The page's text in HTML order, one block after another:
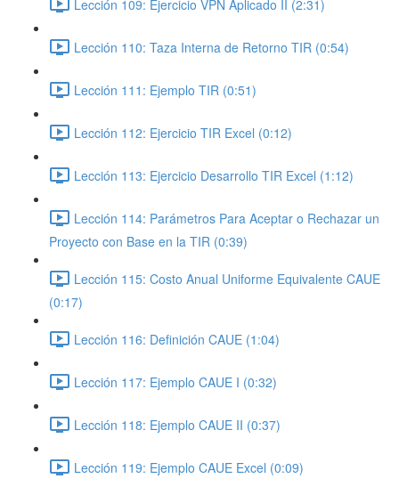
Lección 109: Ejercicio VPN Aplicado II (2:31)
Lección 110: Taza Interna de Retorno TIR (0:54)
Lección 111: Ejemplo TIR (0:51)
Lección 112: Ejercicio TIR Excel (0:12)
Lección 113: Ejercicio Desarrollo TIR Excel (1:12)
Lección 114: Parámetros Para Aceptar o Rechazar un
Proyecto con Base en la TIR (0:39)
Lección 115: Costo Anual Uniforme Equivalente CAUE
(0:17)
Lección 116: Definición CAUE (1:04)
Lección 117: Ejemplo CAUE I (0:32)
Lección 118: Ejemplo CAUE II (0:37)
Lección 119: Ejemplo CAUE Excel (0:09)